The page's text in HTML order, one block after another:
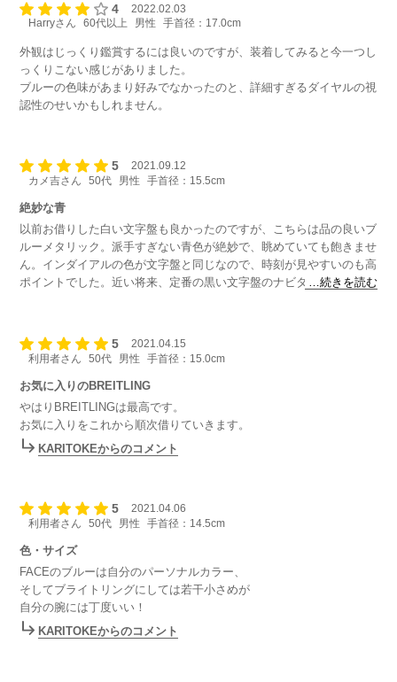
4
2022.02.03
Harryさん
60代以上 男性 手首径：17.0cm
外観はじっくり鑑賞するには良いのですが、装着してみると今一つし
っくりこない感じがありました。
ブルーの色味があまり好みでなかったのと、詳細すぎるダイヤルの視
認性のせいかもしれません。
5
2021.09.12
カメ吉さん
50代 男性 手首径：15.5cm
絶妙な青
以前お借りした白い文字盤も良かったのですが、こちらは品の良いブ
ルーメタリック。派手すぎない青色が絶妙で、眺めていても飽きませ
ん。インダイアルの色が文字盤と同じなので、時刻が見やすいのも高
ポイントでした。近い将来、定番の黒い文字盤のナビタイマーも試し
…続きを読む
5
2021.04.15
利用者さん
50代 男性 手首径：15.0cm
お気に入りのBREITLING
やはりBREITLINGは最高です。
お気に入りをこれから順次借りていきます。
KARITOKEからのコメント
5
2021.04.06
利用者さん
50代 男性 手首径：14.5cm
色・サイズ
FACEのブルーは自分のパーソナルカラー、
そしてブライトリングにしては若干小さめが
自分の腕には丁度いい！
KARITOKEからのコメント